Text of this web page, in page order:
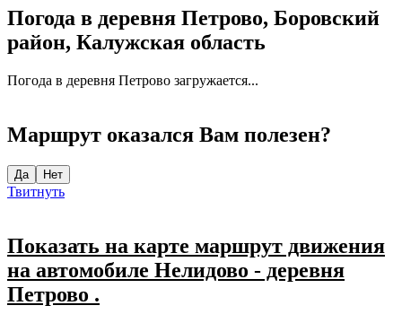
Погода в деревня Петрово, Боровский
район, Калужская область
Погода в деревня Петрово загружается...
Маршрут оказался Вам полезен?
Да Нет
Твитнуть
Показать на карте маршрут движения
на автомобиле Нелидово - деревня
Петрово .